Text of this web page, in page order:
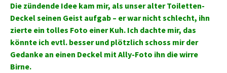
Die zündende Idee kam mir, als unser alter Toiletten-
Deckel seinen Geist aufgab – er war nicht schlecht, ihn
zierte ein tolles Foto einer Kuh. Ich dachte mir, das
könnte ich evtl. besser und plötzlich schoss mir der
Gedanke an einen Deckel mit Ally-Foto ihn die wirre
Birne.